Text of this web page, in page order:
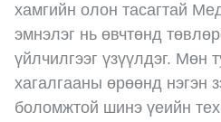
хамгийн олон тасагтай
эмнэлэг нь өвчтөнд
үйлчилгээг үзүүлдэг. Мөн
хагалгааны өрөөнд нэгэн
боломжтой шинэ үеийн